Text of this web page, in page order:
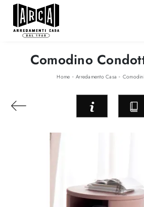
Comodino
Home -Arredamento Casa - Comodini